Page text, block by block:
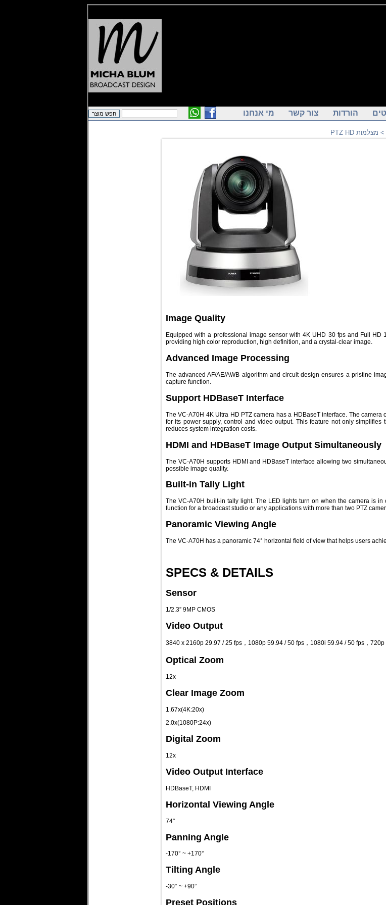
הורדות צור קשר מי אנחנו
> מצלמות PTZ HD
Image Quality
Equipped with a professional image sensor with 4K UHD 30 fps and Full HD
providing high color reproduction, high definition, and a crystal-clear image.
Advanced Image Processing
The advanced AF/AE/AWB algorithm and circuit design ensures a pristine
capture function.
Support HDBaseT Interface
The VC-A70H 4K Ultra HD PTZ camera has a HDBaseT interface. The camera
for its power supply, control and video output. This feature not only simplifies
reduces system integration costs.
HDMI and HDBaseT Image Output Simultaneously
The VC-A70H supports HDMI and HDBaseT interface allowing two
possible image quality.
Built-in Tally Light
The VC-A70H built-in tally light. The LED lights turn on when the camera is in
function for a broadcast studio or any applications with more than two PTZ
Panoramic Viewing Angle
The VC-A70H has a panoramic 74° horizontal field of view that helps users
SPECS & DETAILS
Sensor
1/2.3” 9MP CMOS
Video Output
3840 x 2160p 29.97 / 25 fps，1080p 59.94 / 50 fps，1080i 59.94 / 50 fps，720p
Optical Zoom
12x
Clear Image Zoom
1.67x(4K:20x)
2.0x(1080P:24x)
Digital Zoom
12x
Video Output Interface
HDBaseT, HDMI
Horizontal Viewing Angle
74°
Panning Angle
-170° ~ +170°
Tilting Angle
-30° ~ +90°
Preset Positions